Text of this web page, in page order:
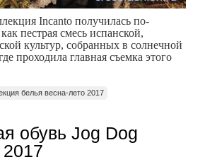
Incanto получилась по-
пестрая смесь испанской,
культур, собранных в солнечной
проходила главная съемка этого
белья весна-лето 2017
обувь Jog Dog
2017